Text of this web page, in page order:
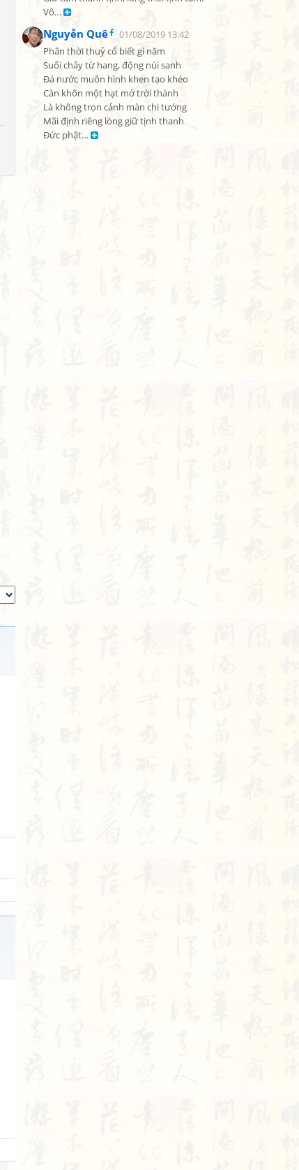
Vô…
Nguyễn Quê
01/08/2019 13:42
Phân thời thuỷ cổ biết gì năm
Suối chảy từ hang, động núi sanh
Đá nước muôn hình khen tạo khéo
Càn khôn một hạt mở trời thành
Là không trọn cảnh màn chi tướng
Mãi định riêng lòng giữ tịnh thanh
Đức phật…